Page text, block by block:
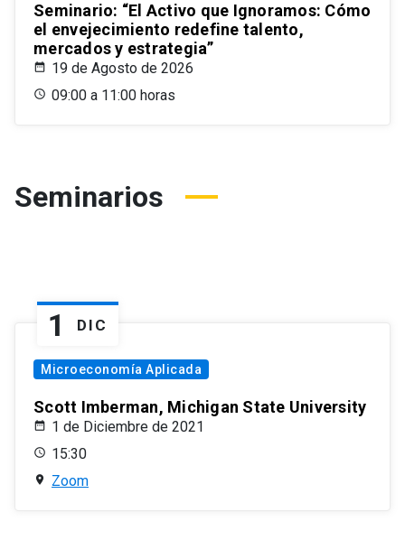
Seminario: “El Activo que Ignoramos: Cómo
el envejecimiento redefine talento,
mercados y estrategia”
19 de Agosto de 2026
09:00 a 11:00 horas
Seminarios
1 DIC
Microeconomía Aplicada
Scott Imberman, Michigan State University
1 de Diciembre de 2021
15:30
Zoom